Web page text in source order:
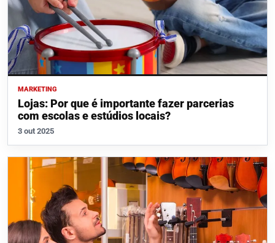
MARKETING
Lojas: Por que é importante fazer parcerias
com escolas e estúdios locais?
3 out 2025